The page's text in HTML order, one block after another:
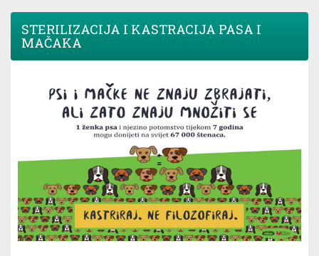
STERILIZACIJA I KASTRACIJA PASA I
MAČAKA